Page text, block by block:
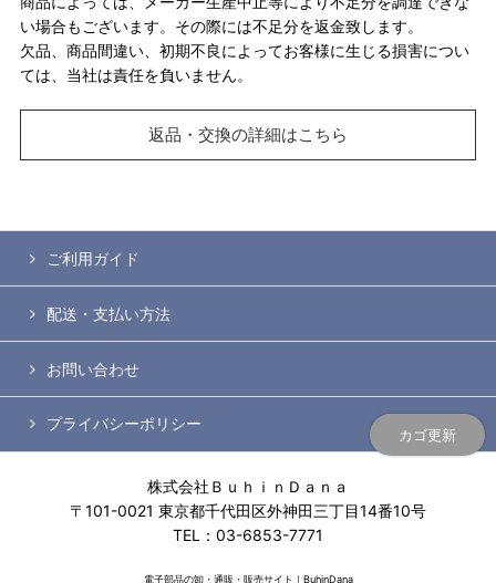
カゴ更新
い場合もございます。その際には不足分を返金致します。
欠品、商品間違い、初期不良によってお客様に生じる損害につい
ては、当社は責任を負いません。
返品・交換の詳細はこちら
ご利用ガイド
配送・支払い方法
お問い合わせ
プライバシーポリシー
株式会社ＢｕｈｉｎＤａｎａ
〒101-0021 東京都千代田区外神田三丁目14番10号
TEL：03-6853-7771
電子部品の卸・通販・販売サイト｜BuhinDana